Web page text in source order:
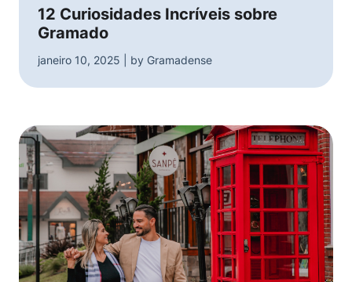
12 Curiosidades Incríveis sobre
Gramado
janeiro 10, 2025 | by Gramadense